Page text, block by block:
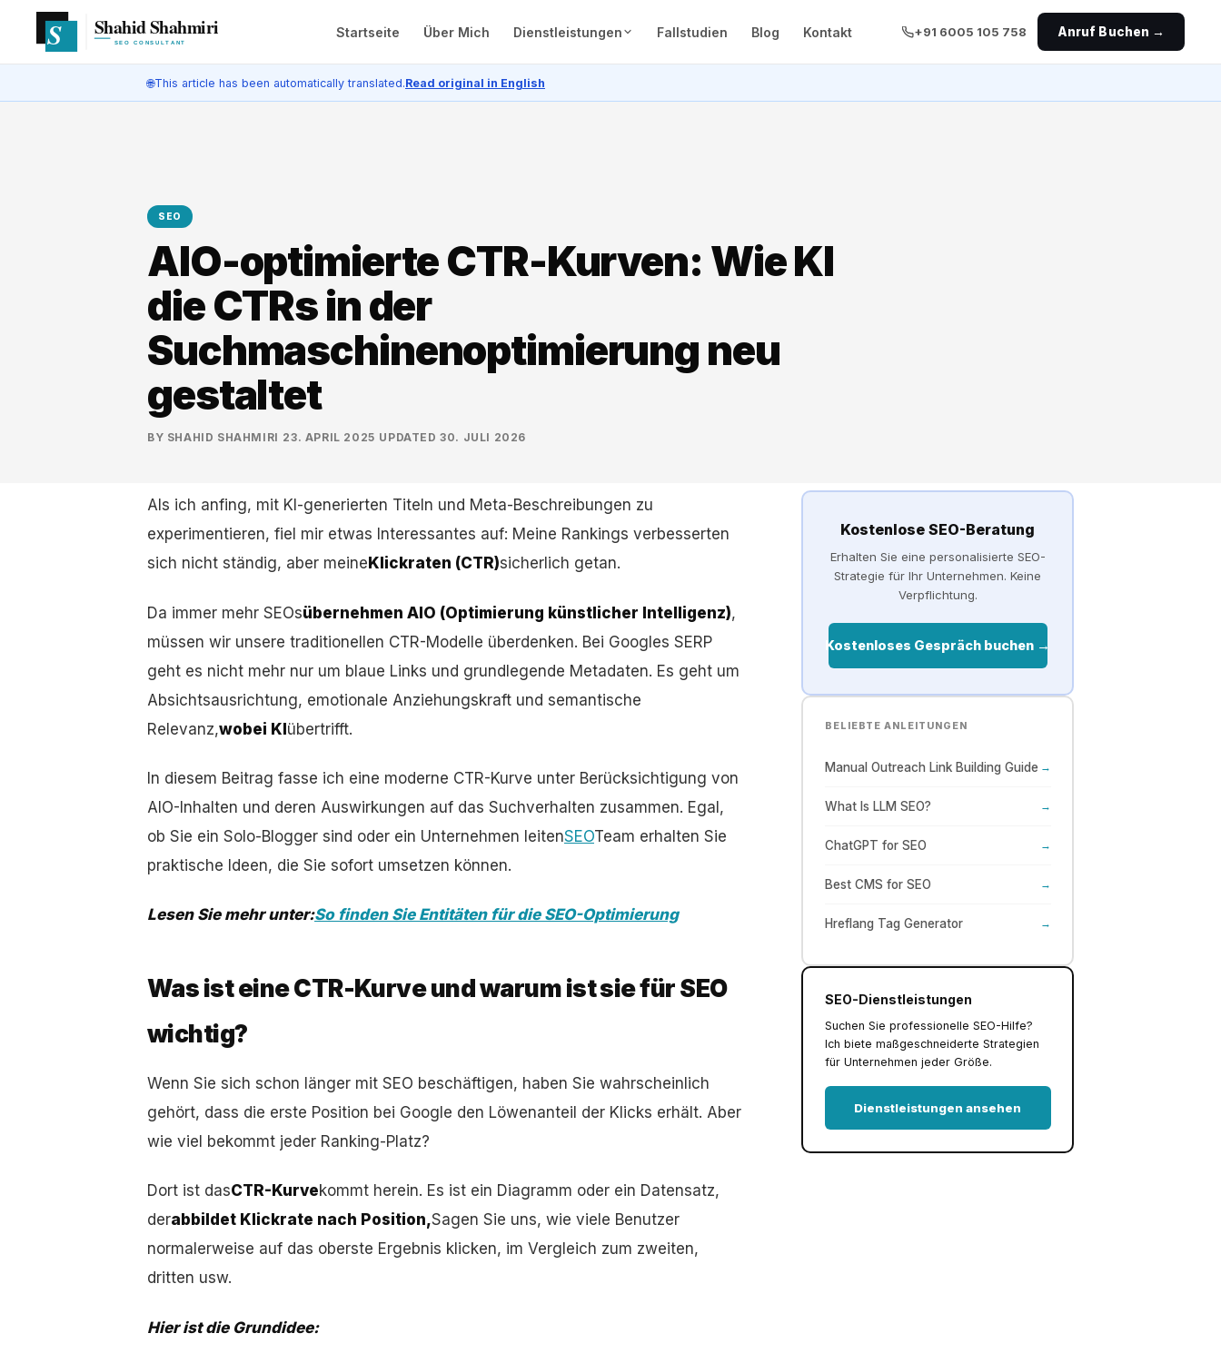
Startseite Über Mich Dienstleistungen Fallstudien Blog Kontakt +91 6005 105 758 Anruf Buchen →
🌐This article has been automatically translated.Read original in English
SEO
AIO-optimierte CTR-Kurven: Wie KI
die CTRs in der
Suchmaschinenoptimierung neu
gestaltet
BY SHAHID SHAHMIRI 23. APRIL 2025 UPDATED30. JULI 2026
Als ich anfing, mit KI-generierten Titeln und Meta-Beschreibungen zu
experimentieren, fiel mir etwas Interessantes auf: Meine Rankings verbesserten
sich nicht ständig, aber meine Klickraten (CTR)sicherlich getan.
Da immer mehr SEOsübernehmen AIO (Optimierung künstlicher Intelligenz),
müssen wir unsere traditionellen CTR-Modelle überdenken. Bei Googles SERP
geht es nicht mehr nur um blaue Links und grundlegende Metadaten. Es geht um
Absichtsausrichtung, emotionale Anziehungskraft und semantische
Relevanz,wobei KIübertrifft.
In diesem Beitrag fasse ich eine moderne CTR-Kurve unter Berücksichtigung von
AIO-Inhalten und deren Auswirkungen auf das Suchverhalten zusammen. Egal,
ob Sie ein Solo-Blogger sind oder ein Unternehmen leitenSEOTeam erhalten Sie
praktische Ideen, die Sie sofort umsetzen können.
Lesen Sie mehr unter:So finden Sie Entitäten für die SEO-Optimierung
Was ist eine CTR-Kurve und warum ist sie für SEO
wichtig?
Wenn Sie sich schon länger mit SEO beschäftigen, haben Sie wahrscheinlich
gehört, dass die erste Position bei Google den Löwenanteil der Klicks erhält. Aber
wie viel bekommt jeder Ranking-Platz?
Dort ist dasCTR-Kurvekommt herein. Es ist ein Diagramm oder ein Datensatz,
derabbildet Klickrate nach Position,Sagen Sie uns, wie viele Benutzer
normalerweise auf das oberste Ergebnis klicken, im Vergleich zum zweiten,
dritten usw.
Hier ist die Grundidee:
Kostenlose SEO-Beratung
Erhalten Sie eine personalisierte SEO-
Strategie für Ihr Unternehmen. Keine
Verpflichtung.
Kostenloses Gespräch buchen →
BELIEBTE ANLEITUNGEN
Manual Outreach Link Building Guide →
What Is LLM SEO? →
ChatGPT for SEO →
Best CMS for SEO →
Hreflang Tag Generator →
SEO-Dienstleistungen
Suchen Sie professionelle SEO-Hilfe?
Ich biete maßgeschneiderte Strategien
für Unternehmen jeder Größe.
Dienstleistungen ansehen